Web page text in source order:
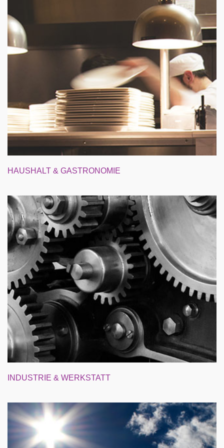
HAUSHALT & GASTRONOMIE
INDUSTRIE & WERKSTATT